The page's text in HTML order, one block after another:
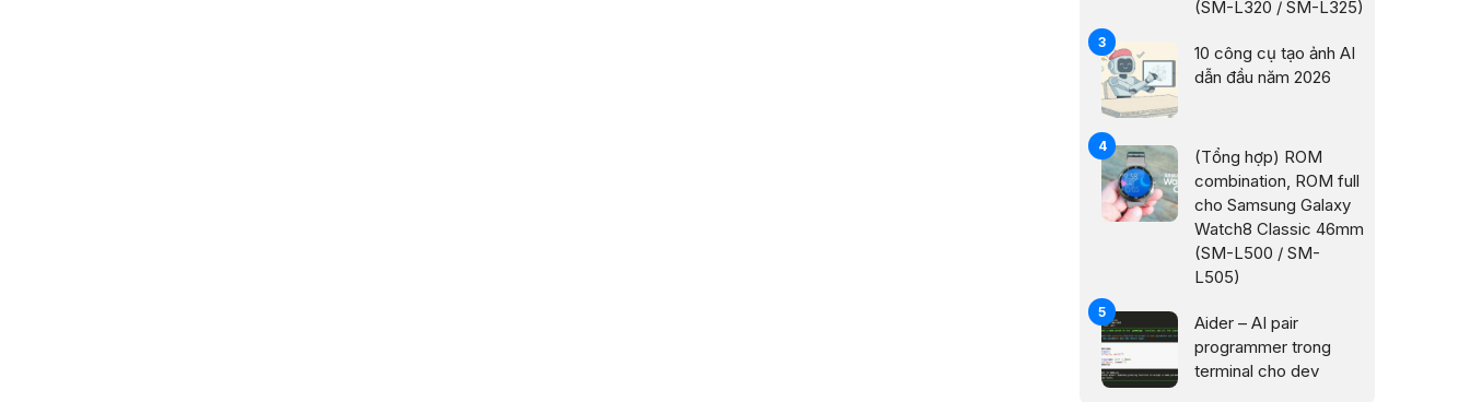
(SM-L320 / SM-L325)
10 công cụ tạo ảnh AI
dẫn đầu năm 2026
(Tổng hợp) ROM
combination, ROM full
cho Samsung Galaxy
Watch8 Classic 46mm
(SM-L500 / SM-
L505)
Aider – AI pair
programmer trong
terminal cho dev